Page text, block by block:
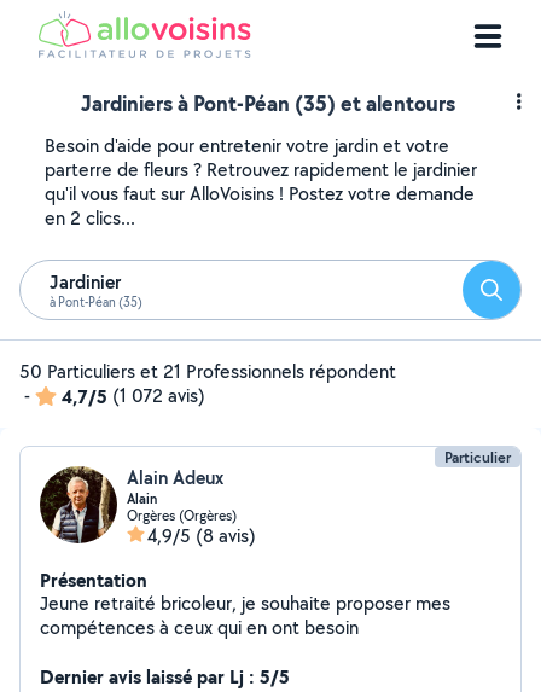
Jardiniers à Pont-Péan (35) et alentours
Besoin d'aide pour entretenir votre jardin et votre
parterre de fleurs ? Retrouvez rapidement le jardinier
qu'il vous faut sur AlloVoisins ! Postez votre demande
en 2 clics...
Jardinier
à Pont-Péan (35)
50 Particuliers et 21 Professionnels répondent
-
4,7/5 (1 072 avis)
Particulier
Alain Adeux
Alain
Orgères (Orgères)
4,9/5 (8 avis)
Présentation
Jeune retraité bricoleur, je souhaite proposer mes
compétences à ceux qui en ont besoin
Dernier avis laissé par Lj : 5/5